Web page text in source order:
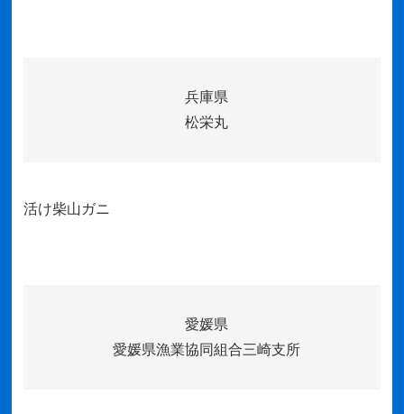
兵庫県
松栄丸
活け柴山ガニ
愛媛県
愛媛県漁業協同組合三崎支所